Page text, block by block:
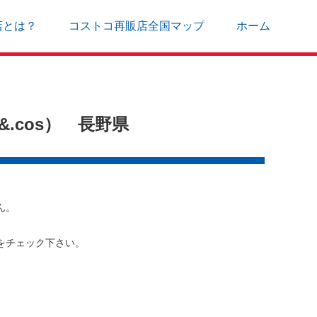
は？ コストコ再販店全国マップ ホーム
&.cos） 長野県
ェック下さい。